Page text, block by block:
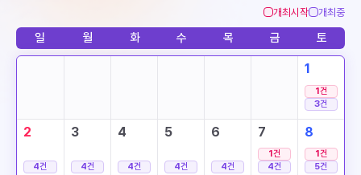
개최시작 개최중
일 월 화 수 목 금 토
1
1건
3건
2
4건
3
4건
4
4건
5
4건
6
4건
7
1건
4건
8
1건
5건